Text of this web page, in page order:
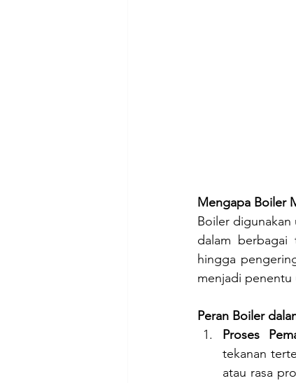
Mengapa Boiler
Boiler
dalam berbagai
hingga
menjadi penentu
Peran Boiler
Proses
tekanan
atau rasa